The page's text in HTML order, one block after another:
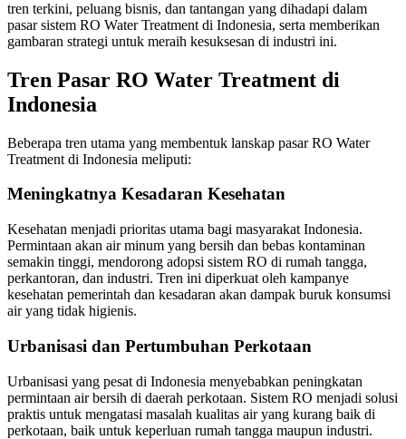
tren terkini, peluang bisnis, dan tantangan yang dihadapi dalam
pasar sistem RO Water Treatment di Indonesia, serta memberikan
gambaran strategi untuk meraih kesuksesan di industri ini.
Tren Pasar RO Water Treatment di
Indonesia
Beberapa tren utama yang membentuk lanskap pasar RO Water
Treatment di Indonesia meliputi:
Meningkatnya Kesadaran Kesehatan
Kesehatan menjadi prioritas utama bagi masyarakat Indonesia.
Permintaan akan air minum yang bersih dan bebas kontaminan
semakin tinggi, mendorong adopsi sistem RO di rumah tangga,
perkantoran, dan industri. Tren ini diperkuat oleh kampanye
kesehatan pemerintah dan kesadaran akan dampak buruk konsumsi
air yang tidak higienis.
Urbanisasi dan Pertumbuhan Perkotaan
Urbanisasi yang pesat di Indonesia menyebabkan peningkatan
permintaan air bersih di daerah perkotaan. Sistem RO menjadi solusi
praktis untuk mengatasi masalah kualitas air yang kurang baik di
perkotaan, baik untuk keperluan rumah tangga maupun industri.